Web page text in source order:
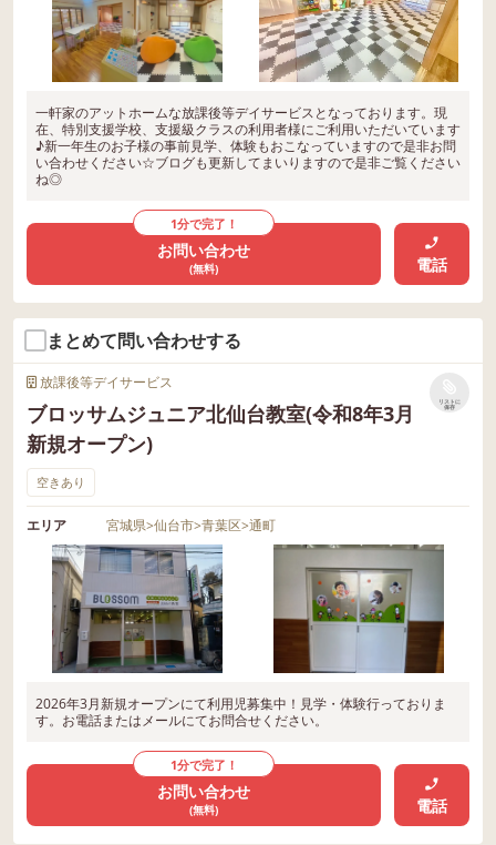
一軒家のアットホームな放課後等デイサービスとなっております。現
在、特別支援学校、支援級クラスの利用者様にご利用いただいています
♪新一年生のお子様の事前見学、体験もおこなっていますので是非お問
い合わせください☆ブログも更新してまいりますので是非ご覧ください
ね◎
1分で完了！
お問い合わせ
(無料) 電話
まとめて問い合わせする
放課後等デイサービス
ブロッサムジュニア北仙台教室(令和8年3月
新規オープン)
リストに
保存
空きあり
エリア 宮城県>仙台市>青葉区>通町
2026年3月新規オープンにて利用児募集中！見学・体験行っておりま
す。お電話またはメールにてお問合せください。
1分で完了！
お問い合わせ
(無料) 電話